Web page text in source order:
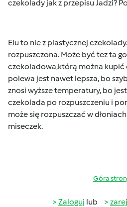
czekolady jak z przepisu Jadzi?
Elu to nie z plastycznej
rozpuszczona. Może być tez ta
czekoladowa,którą można kupić
polewa jest nawet lepsza, bo
znosi wyższe temperatury, bo
czekolada po rozpuszczeniu i
może się rozpuszczać w
miseczek.
Góra
Zaloguj lub